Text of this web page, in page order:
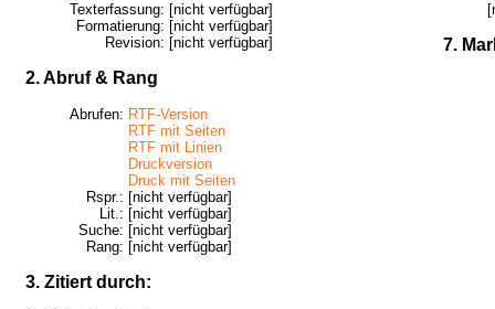
Texterfassung: [nicht verfügbar]
Formatierung: [nicht verfügbar]
Revision: [nicht verfügbar]
2. Abruf & Rang
Abrufen: RTF-Version
RTF mit Seiten
RTF mit Linien
Druckversion
Druck mit Seiten
Rspr.: [nicht verfügbar]
Lit.: [nicht verfügbar]
Suche: [nicht verfügbar]
Rang: [nicht verfügbar]
3. Zitiert durch:
7.